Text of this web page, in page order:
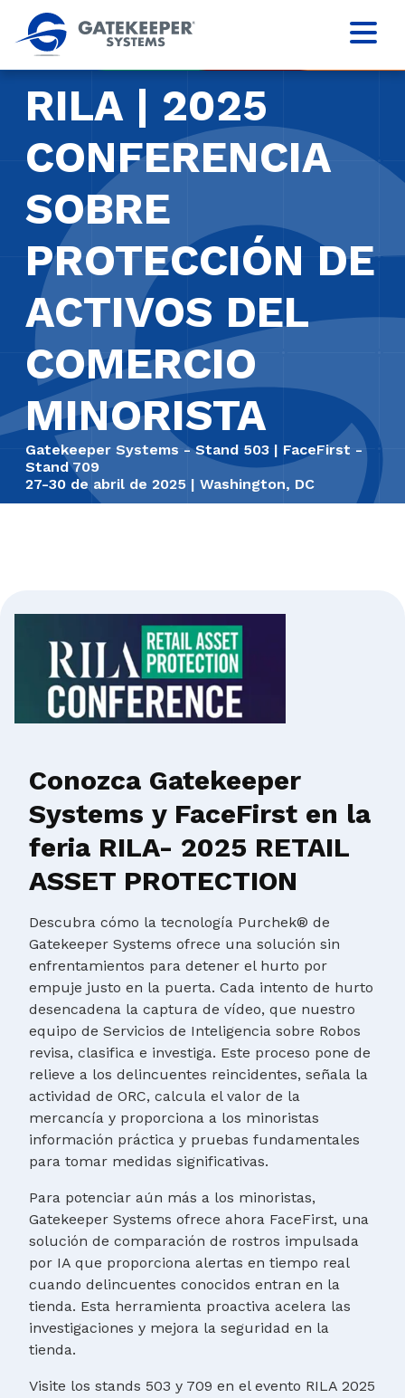
RILA | 2025
CONFERENCIA
SOBRE
PROTECCIÓN DE
ACTIVOS DEL
COMERCIO
MINORISTA
Gatekeeper Systems - Stand 503 | FaceFirst -
Stand 709
27-30 de abril de 2025 | Washington, DC
Conozca Gatekeeper
Systems y FaceFirst en la
feria RILA- 2025 RETAIL
ASSET PROTECTION
Descubra cómo la tecnología Purchek® de
Gatekeeper Systems ofrece una solución sin
enfrentamientos para detener el hurto por
empuje justo en la puerta. Cada intento de hurto
desencadena la captura de vídeo, que nuestro
equipo de Servicios de Inteligencia sobre Robos
revisa, clasifica e investiga. Este proceso pone de
relieve a los delincuentes reincidentes, señala la
actividad de ORC, calcula el valor de la
mercancía y proporciona a los minoristas
información práctica y pruebas fundamentales
para tomar medidas significativas.
Para potenciar aún más a los minoristas,
Gatekeeper Systems ofrece ahora FaceFirst, una
solución de comparación de rostros impulsada
por IA que proporciona alertas en tiempo real
cuando delincuentes conocidos entran en la
tienda. Esta herramienta proactiva acelera las
investigaciones y mejora la seguridad en la
tienda.
Visite los stands 503 y 709 en el evento RILA 2025